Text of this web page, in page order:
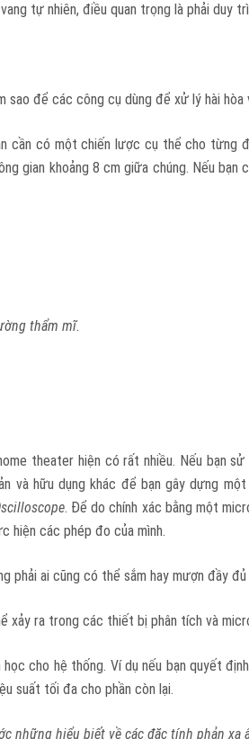
tự nhiên, điều quan trọng là phải duy
để các công cụ dùng để xử lý hài
cần có một chiến lược cụ thể cho từng
gian khoảng 8 cm giữa chúng. Nếu
thẩm mĩ.
theater hiện có rất nhiều. Nếu bạn
và hữu dụng khác để bạn gây dựng
. Để do chính xác bằng một
hiện các phép đo của mình.
phải ai cũng có thể sắm hay mượn đầy
xảy ra trong các thiết bị phân tích và
cho hệ thống. Ví dụ nếu bạn quyết
suất tối đa cho phần còn lại.
những hiểu biết về các đặc tính phản